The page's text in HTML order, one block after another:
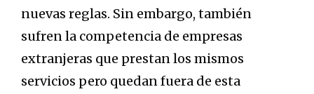
nuevas reglas. Sin embargo, también
sufren la competencia de empresas
extranjeras que prestan los mismos
servicios pero quedan fuera de esta